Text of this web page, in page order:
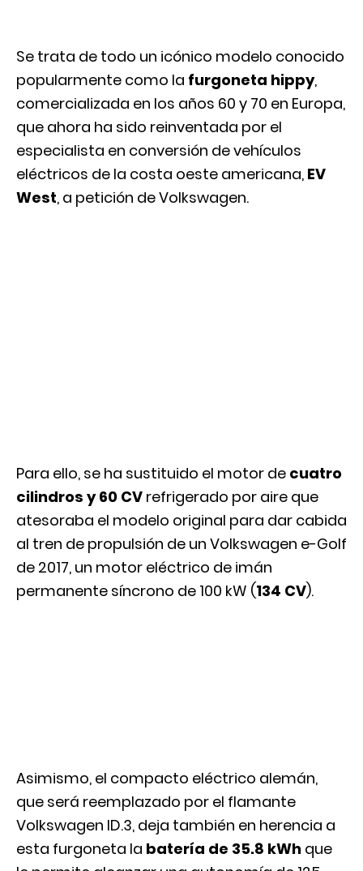
Se trata de todo un icónico modelo conocido
popularmente como la furgoneta hippy,
comercializada en los años 60 y 70 en Europa,
que ahora ha sido reinventada por el
especialista en conversión de vehículos
eléctricos de la costa oeste americana, EV
West, a petición de Volkswagen.
Para ello, se ha sustituido el motor de cuatro
cilindros y 60 CV refrigerado por aire que
atesoraba el modelo original para dar cabida
al tren de propulsión de un Volkswagen e-Golf
de 2017, un motor eléctrico de imán
permanente síncrono de 100 kW (134 CV).
Asimismo, el compacto eléctrico alemán,
que será reemplazado por el flamante
Volkswagen ID.3, deja también en herencia a
esta furgoneta la batería de 35.8 kWh que